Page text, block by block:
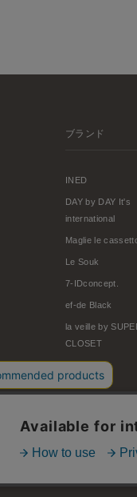
ブランド
INED
DAY by DAY It's
international
Maglie le
Le Souk
7-IDconcept.
ef-de Black
la veille by
CLOSET